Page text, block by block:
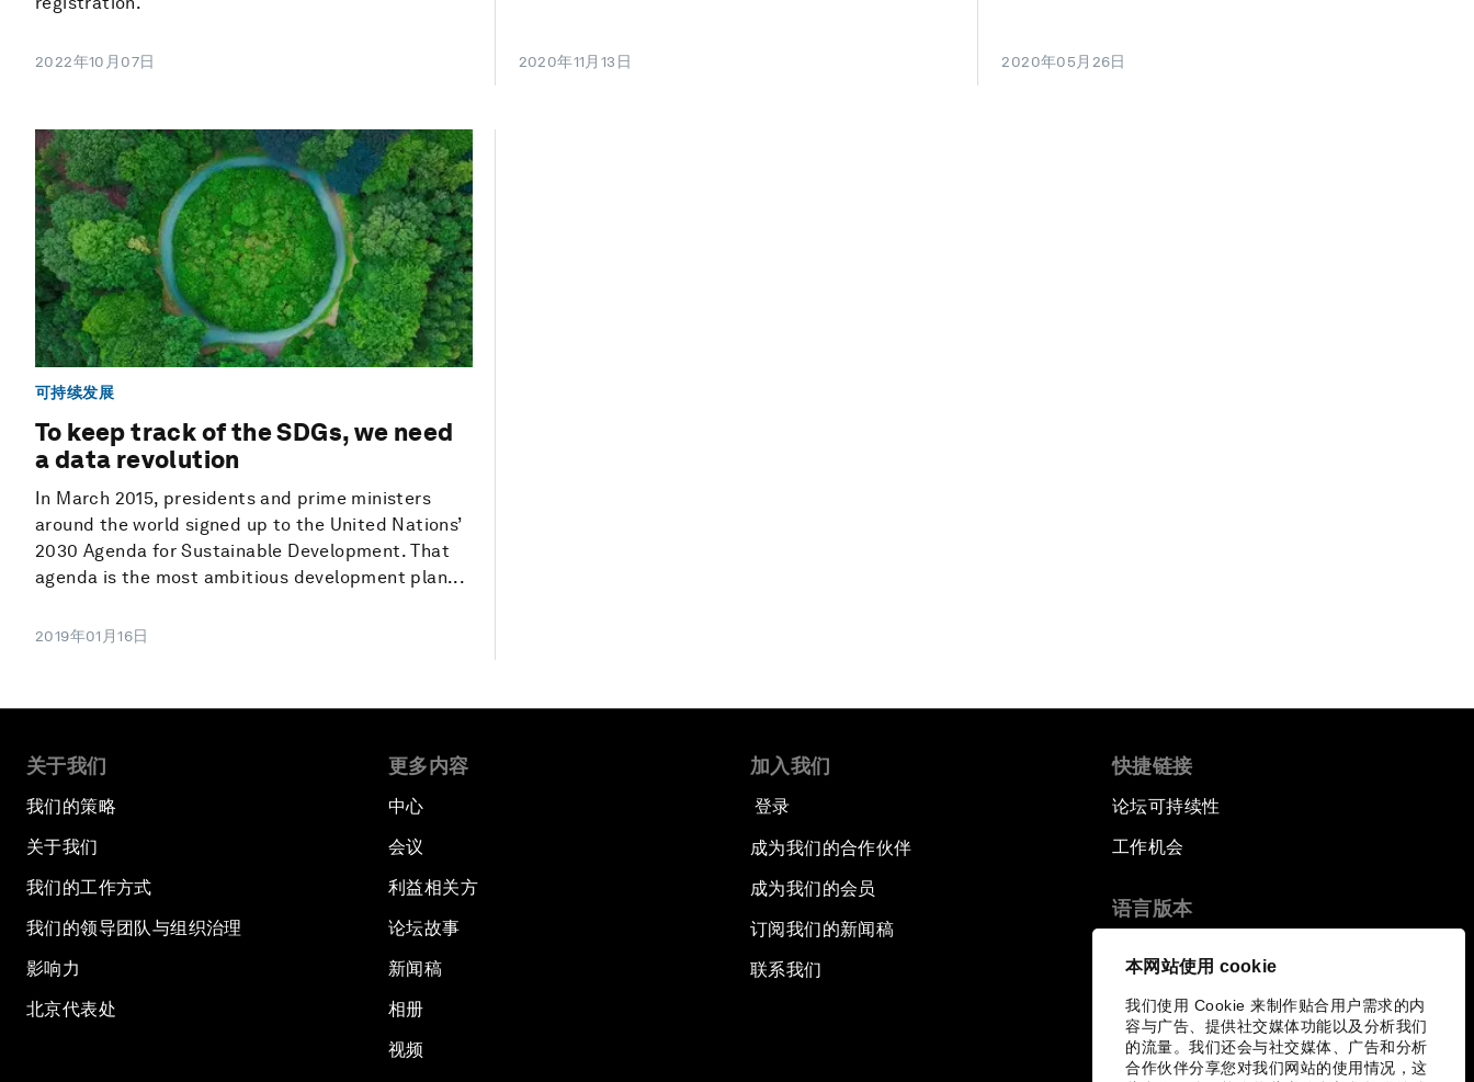
本网站使用 cookie
我们使用 Cookie 来制作贴合用户需求的内
容与广告、提供社交媒体功能以及分析我们
的流量。我们还会与社交媒体、广告和分析
合作伙伴分享您对我们网站的使用情况，这
2022年10月07日 2020年11月13日 2020年05月26日
可持续发展
To keep track of the SDGs, we need
a data revolution
In March 2015, presidents and prime ministers
around the world signed up to the United Nations’
2030 Agenda for Sustainable Development. That
agenda is the most ambitious development plan...
2019年01月16日
关于我们
我们的策略
关于我们
我们的工作方式
我们的领导团队与组织治理
影响力
北京代表处
更多内容
中心
会议
利益相关方
论坛故事
新闻稿
相册
视频
加入我们
登录
成为我们的合作伙伴
成为我们的会员
订阅我们的新闻稿
联系我们
快捷链接
论坛可持续性
工作机会
语言版本